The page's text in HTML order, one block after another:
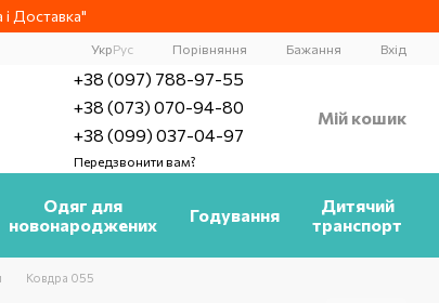
Доставка"
УкрРус Порівняння Бажання Вхід
+38 (097) 788-97-55
+38 (073) 070-94-80
+38 (099) 037-04-97
Передзвонити вам?
Мій кошик
Одяг для
новонароджених
Годування
Дитячий
транспорт
Ковдра 055